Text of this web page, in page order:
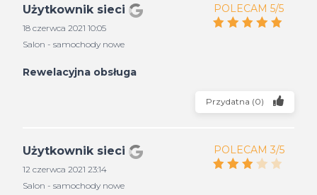
Użytkownik sieci
18 czerwca 2021 10:05
Salon - samochody nowe
POLECAM 5/5
Rewelacyjna obsługa
Przydatna (0)
Użytkownik sieci
12 czerwca 2021 23:14
Salon - samochody nowe
POLECAM 3/5